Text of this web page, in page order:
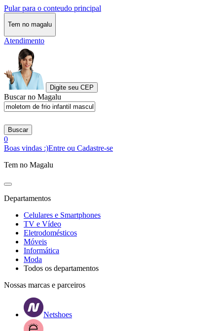
Pular para o conteudo principal
Tem no magalu
Atendimento
Digite seu CEP
Buscar no Magalu
Buscar
0
Boas vindas :)Entre ou Cadastre-se
Tem no Magalu
Departamentos
Celulares e Smartphones
TV e Vídeo
Eletrodomésticos
Móveis
Informática
Moda
Todos os departamentos
Nossas marcas e parceiros
Netshoes